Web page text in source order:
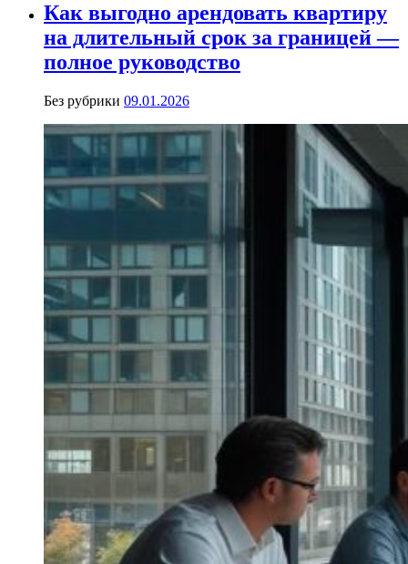
Как выгодно арендовать квартиру
на длительный срок за границей —
полное руководство
Без рубрики 09.01.2026